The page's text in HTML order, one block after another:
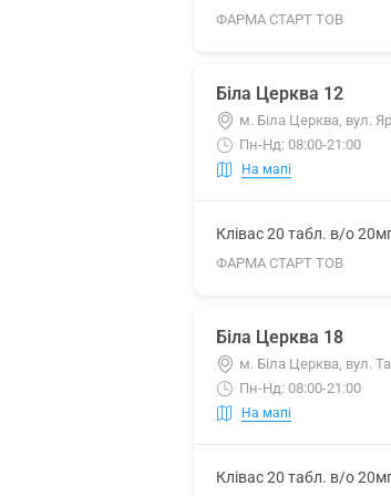
ФАРМА СТАРТ ТОВ
Біла Церква 12
м. Біла Церква, вул.
Пн-Нд: 08:00-21:00
На мапі
Клівас 20 табл. в/о
ФАРМА СТАРТ ТОВ
Біла Церква 18
м. Біла Церква, вул.
Пн-Нд: 08:00-21:00
На мапі
Клівас 20 табл. в/о